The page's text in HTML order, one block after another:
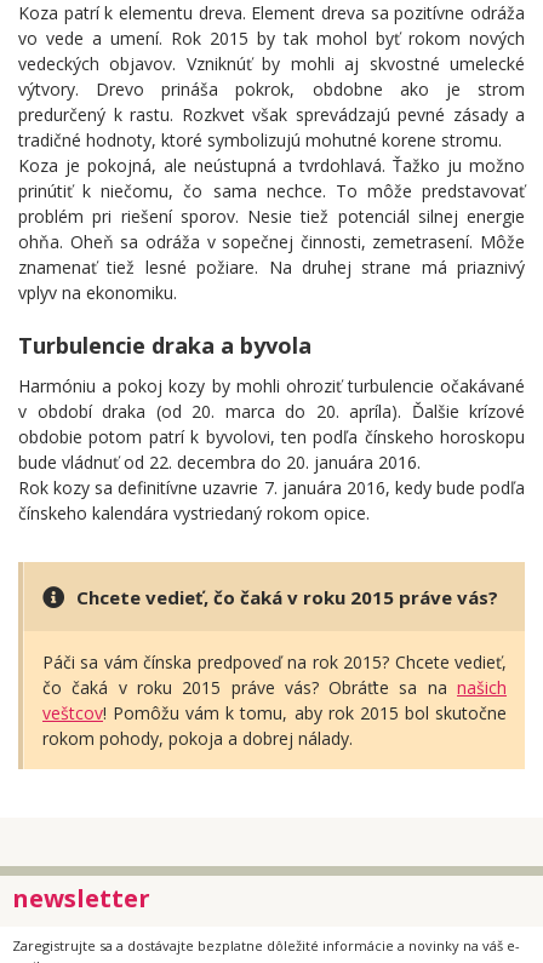
Koza patrí k elementu dreva. Element dreva sa pozitívne odráža
vo vede a umení. Rok 2015 by tak mohol byť rokom nových
vedeckých objavov. Vzniknúť by mohli aj skvostné umelecké
výtvory. Drevo prináša pokrok, obdobne ako je strom
predurčený k rastu. Rozkvet však sprevádzajú pevné zásady a
tradičné hodnoty, ktoré symbolizujú mohutné korene stromu.
Koza je pokojná, ale neústupná a tvrdohlavá. Ťažko ju možno
prinútiť k niečomu, čo sama nechce. To môže predstavovať
problém pri riešení sporov. Nesie tiež potenciál silnej energie
ohňa. Oheň sa odráža v sopečnej činnosti, zemetrasení. Môže
znamenať tiež lesné požiare. Na druhej strane má priaznivý
vplyv na ekonomiku.
Turbulencie draka a byvola
Harmóniu a pokoj kozy by mohli ohroziť turbulencie očakávané
v období draka (od 20. marca do 20. apríla). Ďalšie krízové
obdobie potom patrí k byvolovi, ten podľa čínskeho horoskopu
bude vládnuť od 22. decembra do 20. januára 2016.
Rok kozy sa definitívne uzavrie 7. januára 2016, kedy bude podľa
čínskeho kalendára vystriedaný rokom opice.
Chcete vedieť, čo čaká v roku 2015 práve vás?
Páči sa vám čínska predpoveď na rok 2015? Chcete vedieť,
čo čaká v roku 2015 práve vás? Obráťte sa na našich
veštcov! Pomôžu vám k tomu, aby rok 2015 bol skutočne
rokom pohody, pokoja a dobrej nálady.
newsletter
Zaregistrujte sa a dostávajte bezplatne dôležité informácie a novinky na váš e-